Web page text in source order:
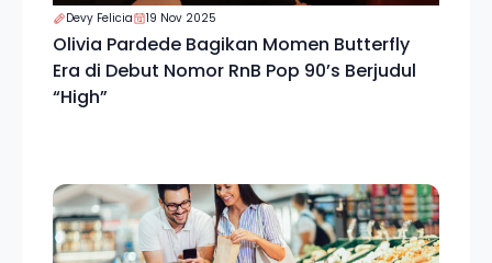
Devy Felicia 19 Nov 2025
Olivia Pardede Bagikan Momen Butterfly
Era di Debut Nomor RnB Pop 90’s Berjudul
“High”